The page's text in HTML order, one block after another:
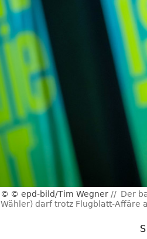
© epd-bild/Tim Wegner
Der
Wähler) darf trotz Flugblatt-Affäre